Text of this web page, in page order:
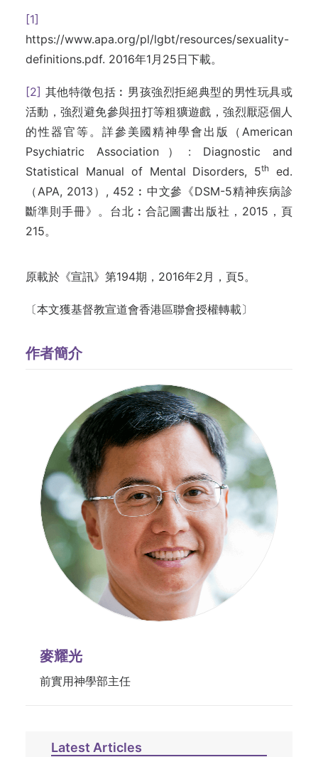
[1]
https://www.apa.org/pl/lgbt/resources/sexuality-
definitions.pdf. 2016年1月25日下載。
[2] 其他特徵包括︰男孩強烈拒絕典型的男性玩具或
活動，強烈避免參與扭打等粗獷遊戲，強烈厭惡個人
的性器官等。詳參美國精神學會出版（American
Psychiatric Association）: Diagnostic and
Statistical Manual of Mental Disorders, 5th
ed.
（APA, 2013）, 452︰中文參《DSM-5精神疾病診
斷準則手冊》。台北︰合記圖書出版社，2015，頁
215。
原載於《宣訊》第194期，2016年2月，頁5。
〔本文獲基督教宣道會香港區聯會授權轉載〕
作者簡介
麥耀光
前實用神學部主任
Latest Articles